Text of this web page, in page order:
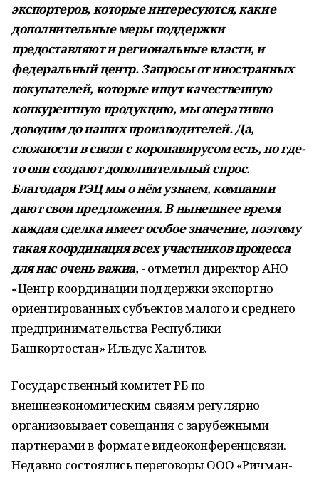
экспортеров, которые интересуются, какие
дополнительные меры поддержки
предоставляют и региональные власти, и
федеральный центр. Запросы от иностранных
покупателей, которые ищут качественную
конкурентную продукцию, мы оперативно
доводим до наших производителей. Да,
сложности в связи с коронавирусом есть, но где-
то они создают дополнительный спрос.
Благодаря РЭЦ мы о нём узнаем, компании
дают свои предложения. В нынешнее время
каждая сделка имеет особое значение, поэтому
такая координация всех участников процесса
для нас очень важна, - отметил директор АНО
«Центр координации поддержки экспортно
ориентированных субъектов малого и среднего
предпринимательства Республики
Башкортостан» Ильдус Халитов.
Государственный комитет РБ по
внешнеэкономическим связям регулярно
организовывает совещания с зарубежными
партнерами в формате видеоконференцсвязи.
Недавно состоялись переговоры ООО «Ричман-